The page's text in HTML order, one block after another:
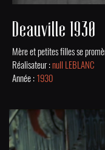
Deauville 1930
Réalisateur :null LEBLANC
Année : 1930